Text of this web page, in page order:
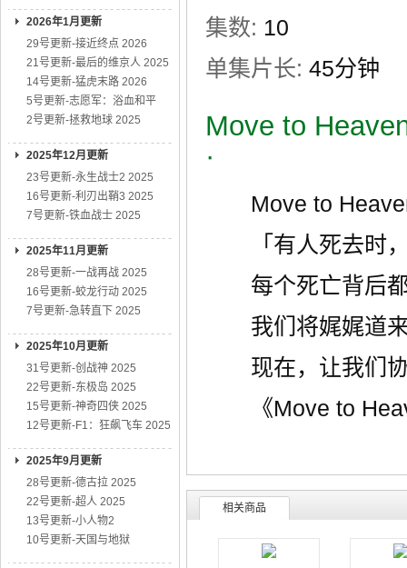
2026年1月更新
29号更新-接近终点 2026
21号更新-最后的维京人 2025
14号更新-猛虎末路 2026
5号更新-志愿军：浴血和平
2号更新-拯救地球 2025
2025年12月更新
23号更新-永生战士2 2025
16号更新-利刃出鞘3 2025
7号更新-铁血战士 2025
2025年11月更新
28号更新-一战再战 2025
16号更新-蛟龙行动 2025
7号更新-急转直下 2025
2025年10月更新
31号更新-创战神 2025
22号更新-东极岛 2025
15号更新-神奇四侠 2025
12号更新-F1：狂飙飞车 2025
2025年9月更新
28号更新-德古拉 2025
22号更新-超人 2025
13号更新-小人物2
10号更新-天国与地狱
集数: 10
单集片长: 45分钟
Move to
·
Move to
「有人死去时，
每个死亡背后都
我们将娓娓道来
现在，让我们协
《Move to
相关商品